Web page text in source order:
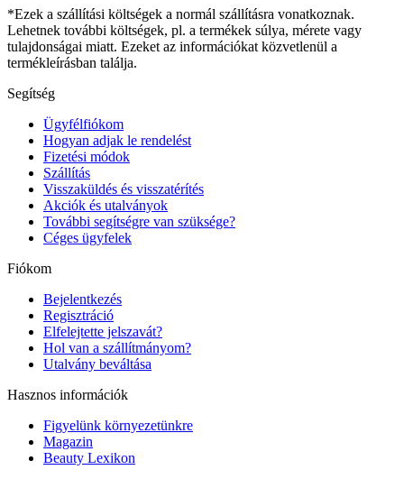
*Ezek a szállítási költségek a normál szállításra vonatkoznak.
Lehetnek további költségek, pl. a termékek súlya, mérete vagy
tulajdonságai miatt. Ezeket az információkat közvetlenül a
termékleírásban találja.
Segítség
Ügyfélfiókom
Hogyan adjak le rendelést
Fizetési módok
Szállítás
Visszaküldés és visszatérítés
Akciók és utalványok
További segítségre van szüksége?
Céges ügyfelek
Fiókom
Bejelentkezés
Regisztráció
Elfelejtette jelszavát?
Hol van a szállítmányom?
Utalvány beváltása
Hasznos információk
Figyelünk környezetünkre
Magazin
Beauty Lexikon